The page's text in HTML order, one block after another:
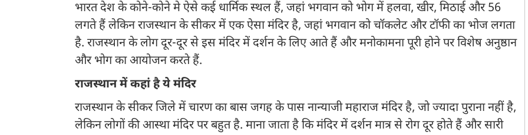
भारत देश के कोने-कोने मे ऐसे कई धार्मिक स्थल हैं, जहां भगवान को भोग में हलवा, खीर, मिठाई और 56
लगते हैं लेकिन राजस्थान के सीकर में एक ऐसा मंदिर है, जहां भगवान को चॉकलेट और टॉफी का भोज लगता
है. राजस्थान के लोग दूर-दूर से इस मंदिर में दर्शन के लिए आते हैं और मनोकामना पूरी होने पर विशेष अनुष्ठान
और भोग का आयोजन करते हैं.
राजस्थान में कहां है ये मंदिर
राजस्थान के सीकर जिले में चारण का बास जगह के पास नान्याजी महाराज मंदिर है, जो ज्यादा पुराना नहीं है,
लेकिन लोगों की आस्था मंदिर पर बहुत है. माना जाता है कि मंदिर में दर्शन मात्र से रोग दूर होते हैं और सारी